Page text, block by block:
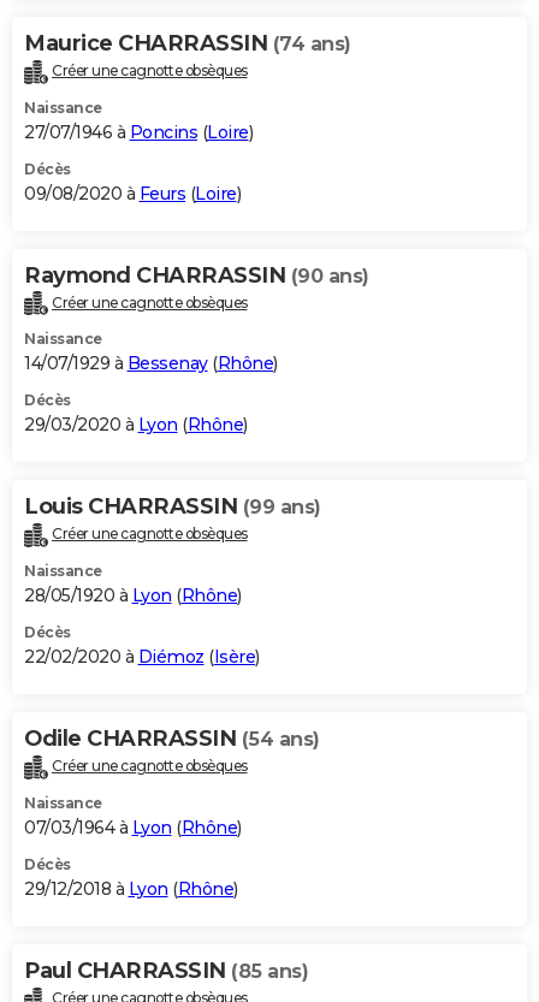
Maurice CHARRASSIN (74 ans)
Créer une cagnotte obsèques
Naissance
27/07/1946 à Poncins (Loire)
Décès
09/08/2020 à Feurs (Loire)
Raymond CHARRASSIN (90 ans)
Créer une cagnotte obsèques
Naissance
14/07/1929 à Bessenay(Rhône)
Décès
29/03/2020 à Lyon (Rhône)
Louis CHARRASSIN (99 ans)
Créer une cagnotte obsèques
Naissance
28/05/1920 à Lyon (Rhône)
Décès
22/02/2020 à Diémoz (Isère)
Odile CHARRASSIN (54 ans)
Créer une cagnotte obsèques
Naissance
07/03/1964 à Lyon (Rhône)
Décès
29/12/2018 à Lyon (Rhône)
Paul CHARRASSIN (85 ans)
Créer une cagnotte obsèques